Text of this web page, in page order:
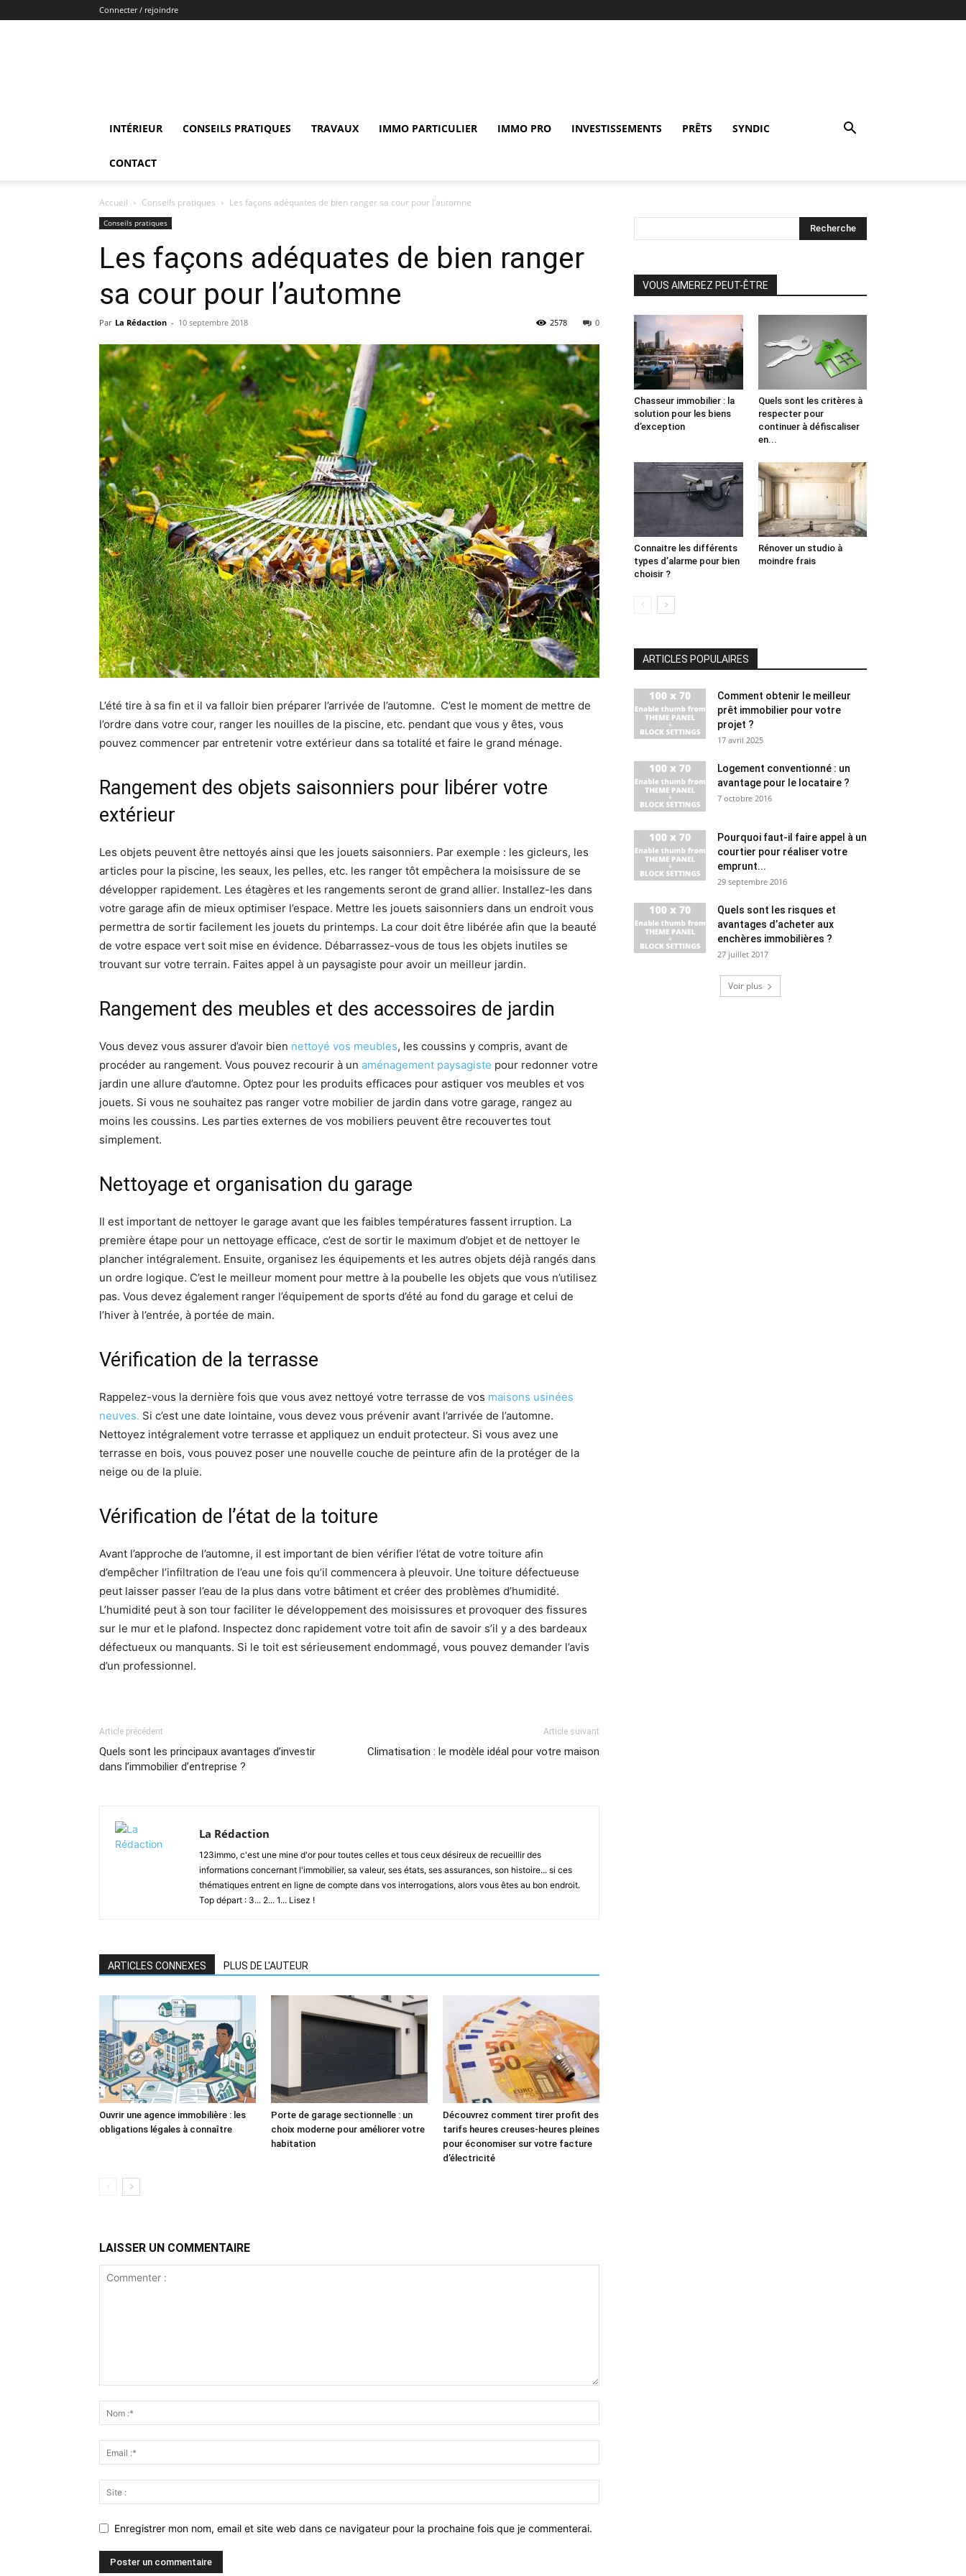
Connecter / rejoindre
INTÉRIEUR CONSEILS PRATIQUES TRAVAUX IMMO PARTICULIER IMMO PRO INVESTISSEMENTS PRÊTS SYNDIC
CONTACT
Accueil Conseils pratiques Les façons adéquates de bien ranger sa cour pour l’automne
Conseils pratiques
Les façons adéquates de bien ranger
sa cour pour l’automne
Par La Rédaction - 10 septembre 2018 0
2578
L’été tire à sa fin et il va falloir bien préparer l’arrivée de l’automne. C’est le moment de mettre de
l’ordre dans votre cour, ranger les nouilles de la piscine, etc. pendant que vous y êtes, vous
pouvez commencer par entretenir votre extérieur dans sa totalité et faire le grand ménage.
Rangement des objets saisonniers pour libérer votre
extérieur
Les objets peuvent être nettoyés ainsi que les jouets saisonniers. Par exemple : les gicleurs, les
articles pour la piscine, les seaux, les pelles, etc. les ranger tôt empêchera la moisissure de se
développer rapidement. Les étagères et les rangements seront de grand allier. Installez-les dans
votre garage afin de mieux optimiser l’espace. Mettre les jouets saisonniers dans un endroit vous
permettra de sortir facilement les jouets du printemps. La cour doit être libérée afin que la beauté
de votre espace vert soit mise en évidence. Débarrassez-vous de tous les objets inutiles se
trouvant sur votre terrain. Faites appel à un paysagiste pour avoir un meilleur jardin.
Rangement des meubles et des accessoires de jardin
Vous devez vous assurer d’avoir bien nettoyé vos meubles, les coussins y compris, avant de
procéder au rangement. Vous pouvez recourir à un aménagement paysagiste pour redonner votre
jardin une allure d’automne. Optez pour les produits efficaces pour astiquer vos meubles et vos
jouets. Si vous ne souhaitez pas ranger votre mobilier de jardin dans votre garage, rangez au
moins les coussins. Les parties externes de vos mobiliers peuvent être recouvertes tout
simplement.
Nettoyage et organisation du garage
Il est important de nettoyer le garage avant que les faibles températures fassent irruption. La
première étape pour un nettoyage efficace, c’est de sortir le maximum d’objet et de nettoyer le
plancher intégralement. Ensuite, organisez les équipements et les autres objets déjà rangés dans
un ordre logique. C’est le meilleur moment pour mettre à la poubelle les objets que vous n’utilisez
pas. Vous devez également ranger l’équipement de sports d’été au fond du garage et celui de
l’hiver à l’entrée, à portée de main.
Vérification de la terrasse
Rappelez-vous la dernière fois que vous avez nettoyé votre terrasse de vos maisons usinées
neuves. Si c’est une date lointaine, vous devez vous prévenir avant l’arrivée de l’automne.
Nettoyez intégralement votre terrasse et appliquez un enduit protecteur. Si vous avez une
terrasse en bois, vous pouvez poser une nouvelle couche de peinture afin de la protéger de la
neige ou de la pluie.
Vérification de l’état de la toiture
Avant l’approche de l’automne, il est important de bien vérifier l’état de votre toiture afin
d’empêcher l’infiltration de l’eau une fois qu’il commencera à pleuvoir. Une toiture défectueuse
peut laisser passer l’eau de la plus dans votre bâtiment et créer des problèmes d’humidité.
L’humidité peut à son tour faciliter le développement des moisissures et provoquer des fissures
sur le mur et le plafond. Inspectez donc rapidement votre toit afin de savoir s’il y a des bardeaux
défectueux ou manquants. Si le toit est sérieusement endommagé, vous pouvez demander l’avis
d’un professionnel.
Article précédent
Quels sont les principaux avantages d’investir
dans l’immobilier d’entreprise ?
Article suivant
Climatisation : le modèle idéal pour votre maison
La Rédaction
123immo, c'est une mine d'or pour toutes celles et tous ceux désireux de recueillir des
informations concernant l'immobilier, sa valeur, ses états, ses assurances, son histoire... si ces
thématiques entrent en ligne de compte dans vos interrogations, alors vous êtes au bon endroit.
Top départ : 3... 2... 1... Lisez !
ARTICLES CONNEXES PLUS DE L'AUTEUR
Ouvrir une agence immobilière : les
obligations légales à connaître
Porte de garage sectionnelle : un
choix moderne pour améliorer votre
habitation
Découvrez comment tirer profit des
tarifs heures creuses-heures pleines
pour économiser sur votre facture
d’électricité
LAISSER UN COMMENTAIRE
Enregistrer mon nom, email et site web dans ce navigateur pour la prochaine fois que je commenterai.
VOUS AIMEREZ PEUT-ÊTRE
Chasseur immobilier : la
solution pour les biens
d’exception
Quels sont les critères à
respecter pour
continuer à défiscaliser
en...
Connaitre les différents
types d’alarme pour bien
choisir ?
Rénover un studio à
moindre frais
ARTICLES POPULAIRES
Comment obtenir le meilleur
prêt immobilier pour votre
projet ?
17 avril 2025
Logement conventionné : un
avantage pour le locataire ?
7 octobre 2016
Pourquoi faut-il faire appel à un
courtier pour réaliser votre
emprunt...
29 septembre 2016
Quels sont les risques et
avantages d’acheter aux
enchères immobilières ?
27 juillet 2017
Voir plus